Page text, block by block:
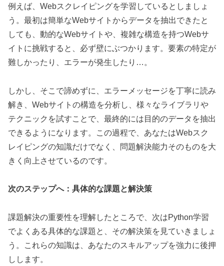
例えば、Webスクレイピングを学習しているとしましょ
う。最初は簡単なWebサイトからデータを抽出できたと
しても、動的なWebサイトや、複雑な構造を持つWebサ
イトに挑戦すると、必ず壁にぶつかります。要素の特定が
難しかったり、エラーが発生したり…。
しかし、そこで諦めずに、エラーメッセージを丁寧に読み
解き、Webサイトの構造を分析し、様々なライブラリや
テクニックを試すことで、最終的には目的のデータを抽出
できるようになります。この過程で、あなたはWebスク
レイピングの知識だけでなく、問題解決能力そのものを大
きく向上させているのです。
次のステップへ：具体的な課題と解決策
課題解決の重要性を理解したところで、次はPython学習
でよくある具体的な課題と、その解決策を見ていきましょ
う。これらの知識は、あなたのスキルアップを強力に後押
しします。